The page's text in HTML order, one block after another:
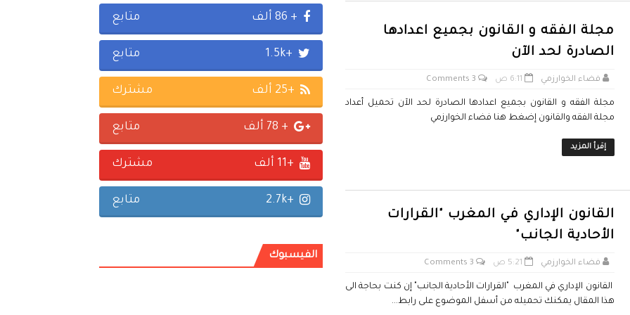
تحيين
المعطيات ذات الطابع الشخصي
مجلة الفقه و القانون بجميع اعدادها
الصادرة لحد الآن
فضاء الخوارزمي 6:11 ص 3 Comments
مجلة الفقه و القانون بجميع اعدادها الصادرة لحد الآن تحميل أعداد
مجلة الفقه والقانون إضغط هنا فضاء الخوارزمي
إقرأ المزيد
القانون الإداري في المغرب "القرارات
الأحادية الجانب"
فضاء الخوارزمي 5:21 ص 3 Comments
القانون الإداري في المغرب "القرارات الأحادية الجانب" إن كنت بحاجة الى
هذا المقال يمكنك تحميله من أسفل الموضوع على رابط...
+ 86 ألف متابع
+1.5k متابع
+25 ألف مشترك
+ 78 ألف متابع
+11 ألف مشترك
+2.7k متابع
الفيسبوك